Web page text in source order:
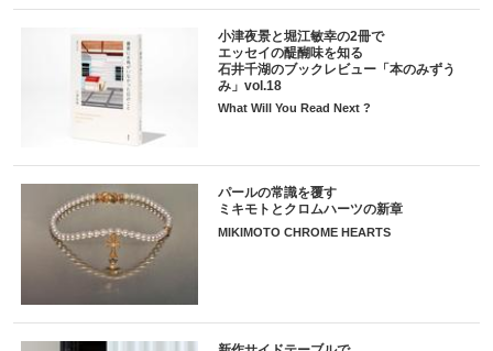
小津夜景と堀江敏幸の2冊で
エッセイの醍醐味を知る
石井千湖のブックレビュー「本のみずう
み」vol.18
What Will You Read Next ?
パールの常識を覆す
ミキモトとクロムハーツの新章
MIKIMOTO CHROME HEARTS